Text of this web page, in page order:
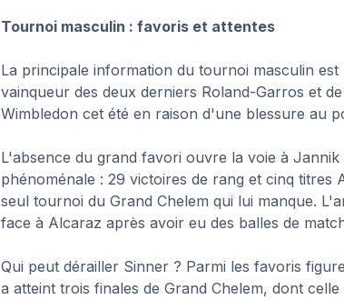
Tournoi masculin : favoris et attentes
La principale information du tournoi masculin
vainqueur des deux derniers Roland-Garros et
Wimbledon cet été en raison d'une blessure au
L'absence du grand favori ouvre la voie à
phénoménale : 29 victoires de rang et cinq titres
seul tournoi du Grand Chelem qui lui manque.
face à Alcaraz après avoir eu des balles de
Qui peut dérailler Sinner ? Parmi les favoris
a atteint trois finales de Grand Chelem, dont